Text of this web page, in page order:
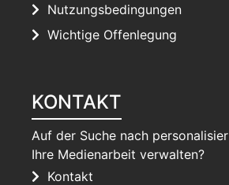
Nutzungsbedingungen
Wichtige Offenlegung
KONTAKT
Auf der Suche nach
Ihre Medienarbeit verwalten?
Kontakt